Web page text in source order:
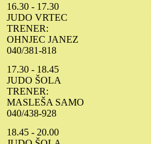
16.30 - 17.30
JUDO VRTEC
TRENER:
OHNJEC JANEZ
040/381-818
17.30 - 18.45
JUDO ŠOLA
TRENER:
MASLEŠA SAMO
040/438-928
18.45 - 20.00